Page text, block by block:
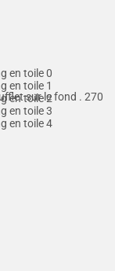
sur le fond . 270